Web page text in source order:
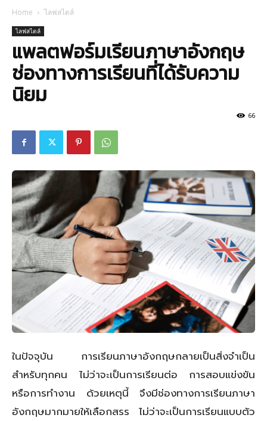
Home ไลฟสไตล์
ไลฟสไตล์
แพลตฟอร์มเรียนภาษาอังกฤษ
ช่องทางการเรียนที่ได้รับความ
นิยม
66
ในปัจจุบัน การเรียนภาษาอังกฤษกลายเป็นสิ่งจำเป็น
สำหรับทุกคน ไม่ว่าจะเป็นการเรียนต่อ การสอบแข่งขัน
หรือการทำงาน ด้วยเหตุนี้ จึงมีช่องทางการเรียนภาษา
อังกฤษมากมายให้เลือกสรร ไม่ว่าจะเป็นการเรียนแบบตัว